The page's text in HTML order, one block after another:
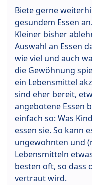
Biete gerne
gesundem Essen
Kleiner bisher
Auswahl an Essen
wie viel und auch
die Gewöhnung
ein Lebensmittel
sind eher bereit,
angebotene Essen
einfach so: Was
essen sie. So kann
ungewohnten und
Lebensmitteln
besten oft, so dass
vertraut wird.